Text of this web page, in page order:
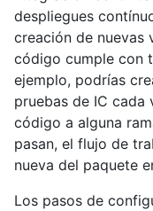
despliegues
creación de nuevas
código cumple con
ejemplo, podrías
pruebas de IC cada
código a alguna
pasan, el flujo de
nueva del paquete
Los pasos de